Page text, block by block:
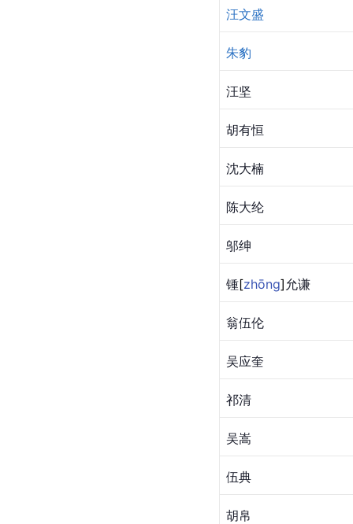
汪文盛
朱豹
汪坚
胡有恒
沈大楠
陈大纶
邬绅
锺[zhōng] 允谦
翁伍伦
吴应奎
祁清
吴嵩
伍典
胡帛